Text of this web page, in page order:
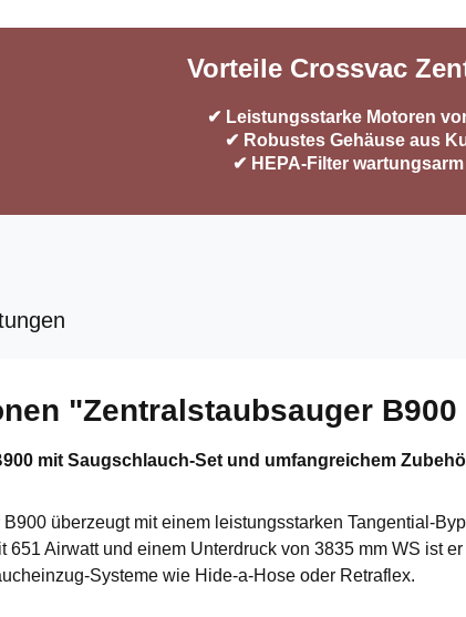
Vorteile Crossvac
✔ Leistungsstarke Motoren
✔ Robustes Gehäuse aus
✔ HEPA-Filter
"Zentralstaubsauger
mit Saugschlauch-Set und umfangreichem
überzeugt mit einem leistungsstarken Tangential-
651 Airwatt und einem Unterdruck von 3835 mm WS ist
Systeme wie Hide-a-Hose oder Retraflex.